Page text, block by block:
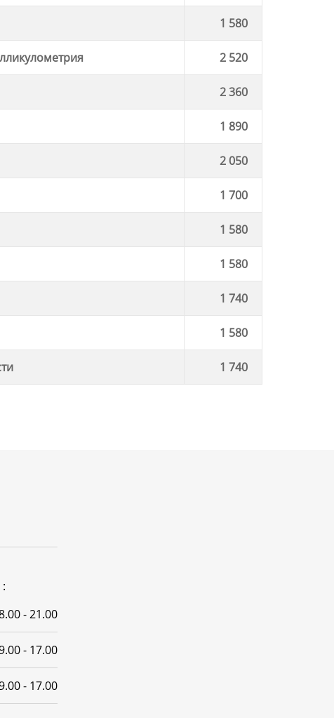
1 580
2 520
2 360
1 890
2 050
1 700
1 580
1 580
1 740
1 580
1 740
- 21.00
- 17.00
- 17.00